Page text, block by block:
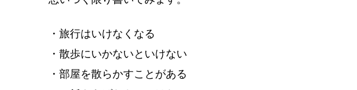
・旅行はいけなくなる
・散歩にいかないといけない
・部屋を散らかすことがある